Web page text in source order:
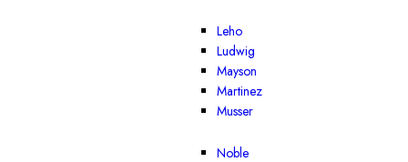
Leho
Ludwig
Mayson
Martinez
Musser
Noble